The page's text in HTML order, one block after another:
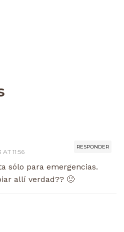
RESPONDER
11:56
sólo para emergencias.
allí verdad?? 🙂